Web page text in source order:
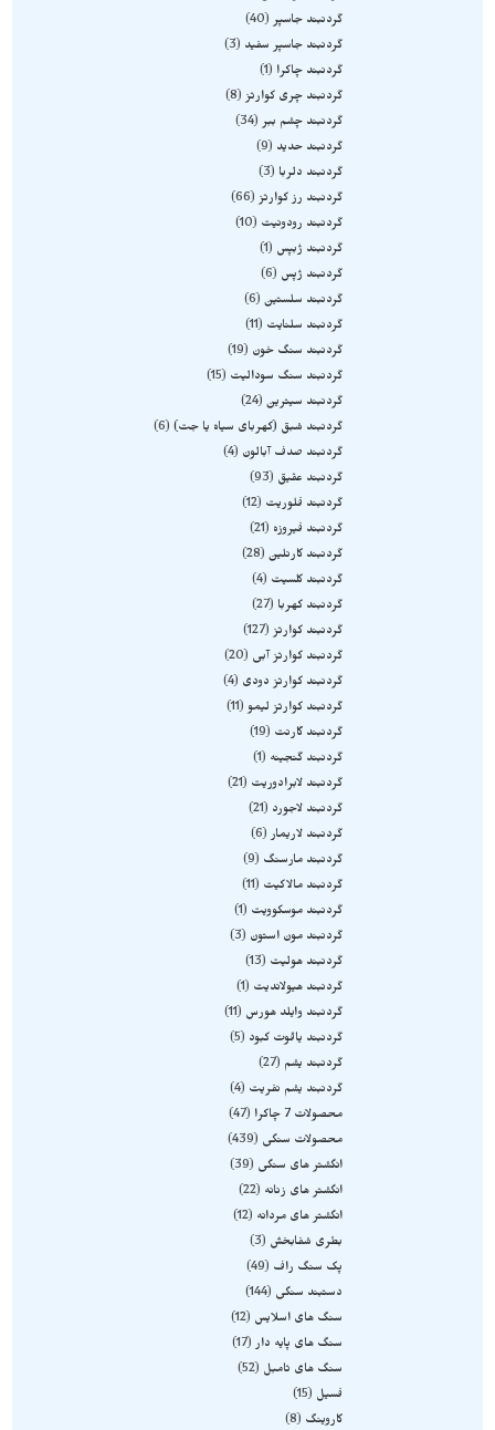
گردنبند جاسپر 40
گردنبند جاسپر سفید
3
گردنبند چاکرا
1
گردنبند چری کوارتز 8
گردنبند چشم ببر 34
گردنبند حدید
9
گردنبند دلربا
3
گردنبند رز کوارتز 66
گردنبند رودونیت
10
گردنبند ژبپس
1
گردنبند ژپس
6
گردنبند سلستین 6
گردنبند سلنایت
11
گردنبند سنگ خون
19
گردنبند سنگ سودالیت
15
گردنبند سیترین 24
گردنبند شبق (کهربای سیاه یا جت) 6
گردنبند صدف آبالون
4
گردنبند عقیق
93
گردنبند فلوریت
12
گردنبند فیروزه
21
گردنبند کارنلین 28
گردنبند کلسیت
4
گردنبند کهربا
27
گردنبند کوارتز 127
گردنبند کوارتز آبی
20
گردنبند کوارتز دودی
4
گردنبند کوارتز لیمو 11
گردنبند گارنت
19
گردنبند گنجینه
1
گردنبند لابرادوریت
21
گردنبند لاجورد
21
گردنبند لاریمار 6
گردنبند مارسنگ
9
گردنبند مالاکیت
11
گردنبند موسکوویت
1
گردنبند مون استون
3
گردنبند هولیت
13
گردنبند هیولاندیت
1
گردنبند وایلد هورس
11
گردنبند یاقوت کبود
5
گردنبند یشم
27
گردنبند یشم نفریت
4
محصولات 7 چاکرا
47
محصولات سنگی
439
انگشتر های سنگی
39
انگشتر های زنانه
22
انگشتر های مردانه
12
بطری شفابخش
3
پک سنگ راف
49
دستبند سنگی
144
سنگ های اسلایس
12
سنگ های پایه دار 17
سنگ های تامبل
52
فسیل
15
کاروینگ
8